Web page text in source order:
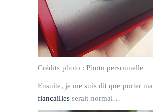
Crédits photo : Photo personnelle
Ensuite, je me suis dit que porter ma
fiançailles serait normal…